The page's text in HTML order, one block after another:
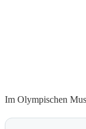
Im Olympischen